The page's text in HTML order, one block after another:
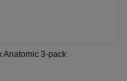
Anatomic 3-pack